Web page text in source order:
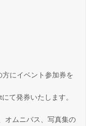
にイベント参加券を
て発券いたします。
オムニバス、写真集の